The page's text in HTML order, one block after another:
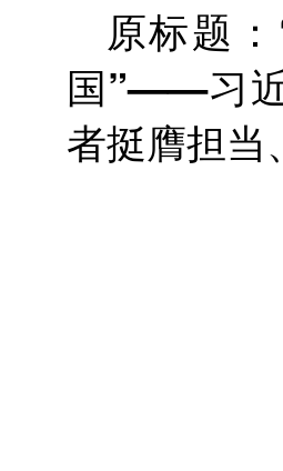
原标题
国”——习
者挺膺担当